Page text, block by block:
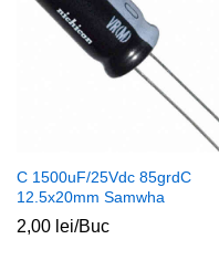
C 1500uF/25Vdc 85grdC
12.5x20mm Samwha
2,00 lei/Buc